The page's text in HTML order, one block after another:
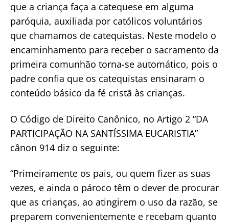
que a criança faça a catequese em alguma
paróquia, auxiliada por católicos voluntários
que chamamos de catequistas. Neste modelo o
encaminhamento para receber o sacramento da
primeira comunhão torna-se automático, pois o
padre confia que os catequistas ensinaram o
conteúdo básico da fé cristã às crianças.
O Código de Direito Canônico, no Artigo 2 “DA
PARTICIPAÇÃO NA SANTÍSSlMA EUCARISTIA”
cânon 914 diz o seguinte:
“Primeiramente os pais, ou quem fizer as suas
vezes, e ainda o pároco têm o dever de procurar
que as crianças, ao atingirem o uso da razão, se
preparem convenientemente e recebam quanto